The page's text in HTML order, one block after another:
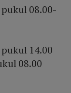
08.00-
14.00
08.00